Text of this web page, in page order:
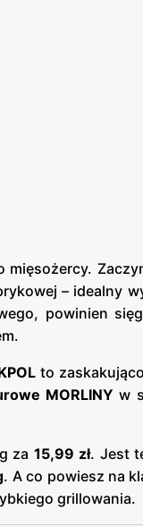
– idealny
powinien
to
MORLINY w
za 15,99 zł. Jest
. A co powiesz na
grillowania.